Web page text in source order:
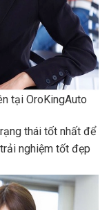
tại OroKingAuto
thái tốt nhất để
nghiệm tốt đẹp